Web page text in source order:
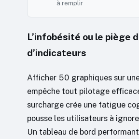
à remplir
L’infobésité ou le piège
d’indicateurs
Afficher 50 graphiques sur
empêche tout pilotage
surcharge crée une fatigue
pousse les utilisateurs à
Un tableau de bord